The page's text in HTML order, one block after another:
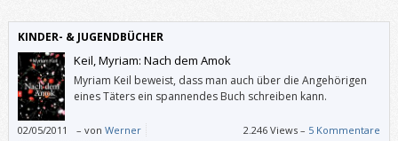
Menschen Enthaftung beantragt hat.
KINDER- & JUGENDBÜCHER
Keil, Myriam: Nach dem Amok
Myriam Keil beweist, dass man auch über die Angehörigen
eines Täters ein spannendes Buch schreiben kann.
02/05/2011 – von Werner 2.246 Views – 5 Kommentare